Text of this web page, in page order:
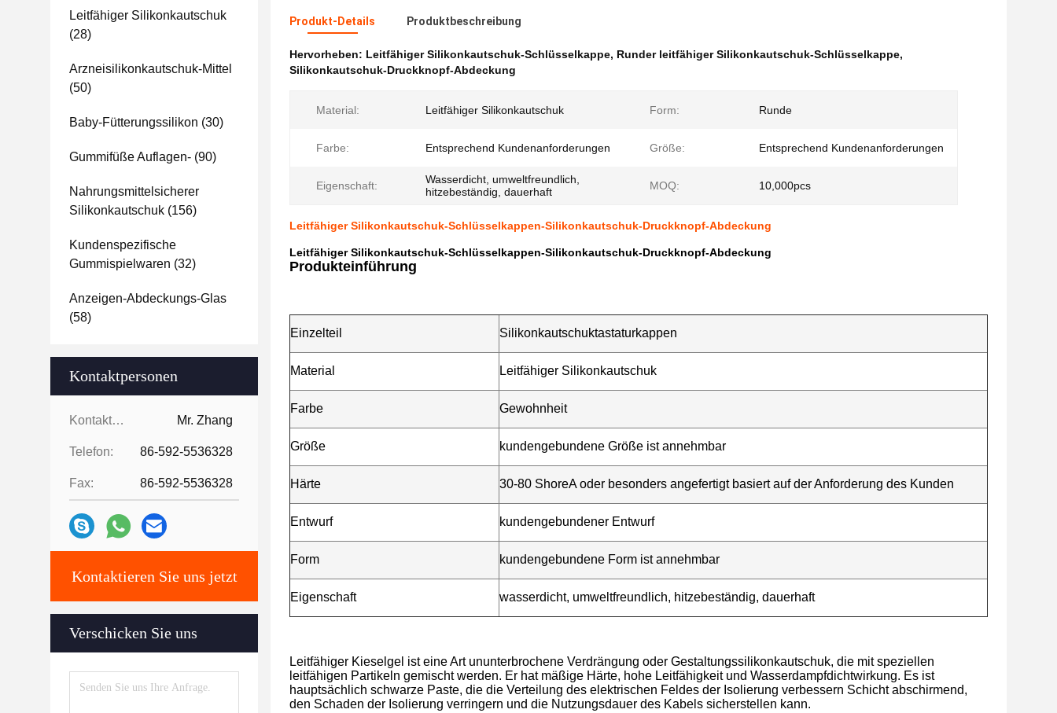
Leitfähiger Silikonkautschuk
(28)
Arzneisilikonkautschuk-Mittel
(50)
Baby-Fütterungssilikon (30)
Gummifüße Auflagen- (90)
Nahrungsmittelsicherer
Silikonkautschuk (156)
Kundenspezifische
Gummispielwaren (32)
Anzeigen-Abdeckungs-Glas
(58)
Kontaktpersonen
Kontaktpersonen: Mr. Zhang
Telefon: 86-592-5536328
Fax: 86-592-5536328
Kontaktieren Sie uns jetzt
Verschicken Sie uns
Produkt-Details Produktbeschreibung
Hervorheben: Leitfähiger Silikonkautschuk-Schlüsselkappe, Runder leitfähiger Silikonkautschuk-Schlüsselkappe,
Silikonkautschuk-Druckknopf-Abdeckung
Material: Leitfähiger Silikonkautschuk Form: Runde
Farbe: Entsprechend Kundenanforderungen Größe: Entsprechend Kundenanforderungen
Eigenschaft:
Wasserdicht, umweltfreundlich,
hitzebeständig, dauerhaft
MOQ: 10,000pcs
Leitfähiger Silikonkautschuk-Schlüsselkappen-Silikonkautschuk-Druckknopf-Abdeckung
Leitfähiger Silikonkautschuk-Schlüsselkappen-Silikonkautschuk-Druckknopf-Abdeckung
Produkteinführung
Einzelteil Silikonkautschuktastaturkappen
Material Leitfähiger Silikonkautschuk
Farbe Gewohnheit
Größe kundengebundene Größe ist annehmbar
Härte 30-80 ShoreA oder besonders angefertigt basiert auf der Anforderung des Kunden
Entwurf kundengebundener Entwurf
Form kundengebundene Form ist annehmbar
Eigenschaft wasserdicht, umweltfreundlich, hitzebeständig, dauerhaft
Leitfähiger Kieselgel ist eine Art ununterbrochene Verdrängung oder Gestaltungssilikonkautschuk, die mit speziellen
leitfähigen Partikeln gemischt werden. Er hat mäßige Härte, hohe Leitfähigkeit und Wasserdampfdichtwirkung. Es ist
hauptsächlich schwarze Paste, die die Verteilung des elektrischen Feldes der Isolierung verbessern Schicht abschirmend,
den Schaden der Isolierung verringern und die Nutzungsdauer des Kabels sicherstellen kann.